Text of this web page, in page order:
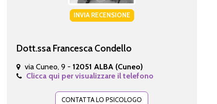
INVIA RECENSIONE
Dott.ssa Francesca Condello
via Cuneo, 9 - 12051 ALBA (Cuneo)
Clicca qui per visualizzare il telefono
CONTATTA LO PSICOLOGO